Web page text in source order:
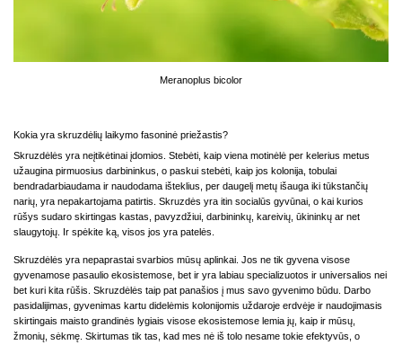
Meranoplus bicolor
Kokia yra skruzdėlių laikymo fasoninė priežastis?
Skruzdėlės yra neįtikėtinai įdomios. Stebėti, kaip viena motinėlė per kelerius metus
užaugina pirmuosius darbininkus, o paskui stebėti, kaip jos kolonija, tobulai
bendradarbiaudama ir naudodama išteklius, per daugelį metų išauga iki tūkstančių
narių, yra nepakartojama patirtis. Skruzdės yra itin socialūs gyvūnai, o kai kurios
rūšys sudaro skirtingas kastas, pavyzdžiui, darbininkų, kareivių, ūkininkų ar net
slaugytojų. Ir spėkite ką, visos jos yra patelės.
Skruzdėlės yra nepaprastai svarbios mūsų aplinkai. Jos ne tik gyvena visose
gyvenamose pasaulio ekosistemose, bet ir yra labiau specializuotos ir universalios nei
bet kuri kita rūšis. Skruzdėlės taip pat panašios į mus savo gyvenimo būdu. Darbo
pasidalijimas, gyvenimas kartu didelėmis kolonijomis uždaroje erdvėje ir naudojimasis
skirtingais maisto grandinės lygiais visose ekosistemose lemia jų, kaip ir mūsų,
žmonių, sėkmę. Skirtumas tik tas, kad mes nė iš tolo nesame tokie efektyvūs, o